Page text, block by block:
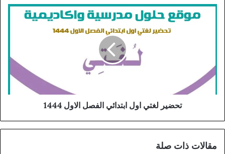
تحضير لغتي اول ابتدائي الفصل الاول 1444
مقالات ذات صلة